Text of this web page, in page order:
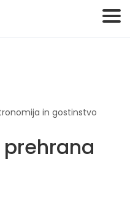
in gostinstvo